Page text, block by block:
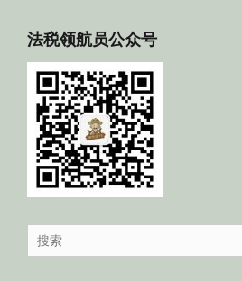
法税领航员公众号
Search
for: